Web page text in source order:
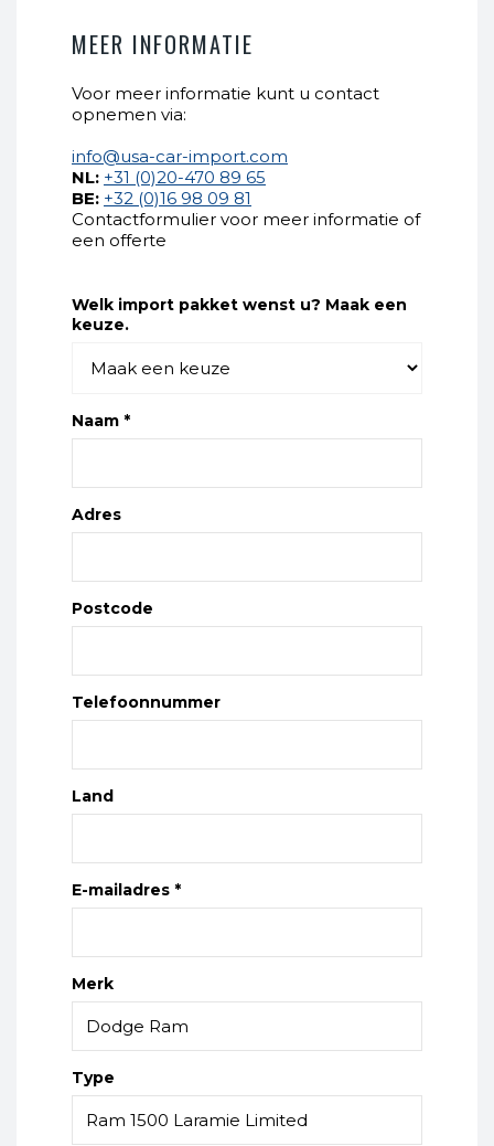
MEER INFORMATIE
Voor meer informatie kunt u contact
opnemen via:
info@usa-car-import.com
NL: +31 (0)20-470 89 65
BE: +32 (0)16 98 09 81
Contactformulier voor meer informatie of
een offerte
Welk import pakket wenst u? Maak een
keuze.
Naam *
Adres
Postcode
Telefoonnummer
Land
E-mailadres *
Merk
Type